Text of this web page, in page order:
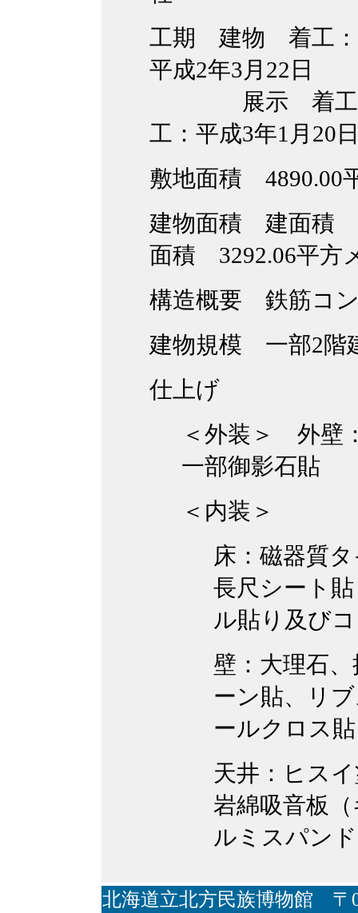
工期 建物 着工：
平成2年3月22日
展示 着工：
工：平成3年1月20
敷地面積 4890.00
建物面積 建面積
面積 3292.06平方
構造概要 鉄筋コ
建物規模 一部2階
仕上げ
＜外装＞ 外壁
一部御影石貼
＜内装＞
床：磁器質
長尺シート
ル貼り及び
壁：大理石
ーン貼、リ
ールクロス貼
天井：ヒス
岩綿吸音板
ルミスパン
北海道立北方民族博物館